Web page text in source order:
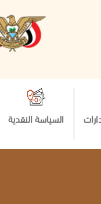
السياسة النقدية